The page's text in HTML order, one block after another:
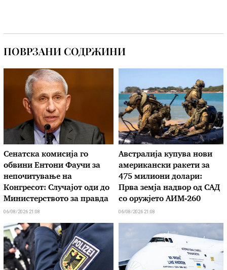
ПОВРЗАНИ СОДРЖИНИ
Сенатска комисија го
обвини Ентони Фаучи за
непочитување на
Конгресот: Случајот оди до
Министерството за правда
06/08/2026 21:08
Австралија купува нови
американски ракети за
475 милиони долари:
Прва земја надвор од САД
со оружјето АИМ-260
06/08/2026 21:08